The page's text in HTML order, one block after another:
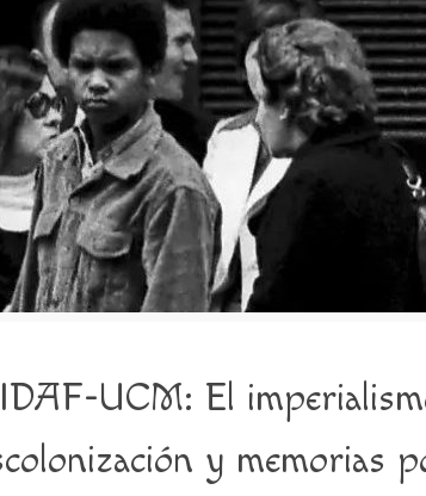
UCM: El
y memorias